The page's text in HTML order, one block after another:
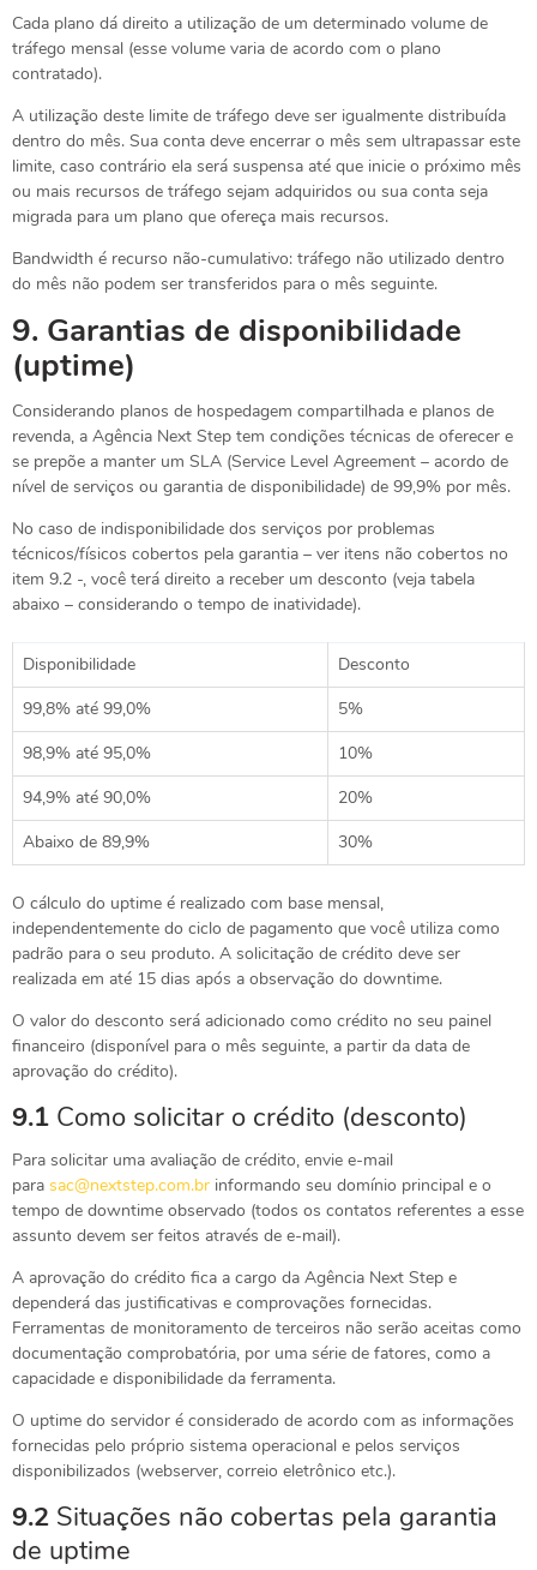
Cada plano dá direito a utilização de um determinado volume de
tráfego mensal (esse volume varia de acordo com o plano
contratado).
A utilização deste limite de tráfego deve ser igualmente distribuída
dentro do mês. Sua conta deve encerrar o mês sem ultrapassar este
limite, caso contrário ela será suspensa até que inicie o próximo mês
ou mais recursos de tráfego sejam adquiridos ou sua conta seja
migrada para um plano que ofereça mais recursos.
Bandwidth é recurso não-cumulativo: tráfego não utilizado dentro
do mês não podem ser transferidos para o mês seguinte.
9. Garantias de disponibilidade
(uptime)
Considerando planos de hospedagem compartilhada e planos de
revenda, a Agência Next Step tem condições técnicas de oferecer e
se prepõe a manter um SLA (Service Level Agreement – acordo de
nível de serviços ou garantia de disponibilidade) de 99,9% por mês.
No caso de indisponibilidade dos serviços por problemas
técnicos/físicos cobertos pela garantia – ver itens não cobertos no
item 9.2 -, você terá direito a receber um desconto (veja tabela
abaixo – considerando o tempo de inatividade).
Disponibilidade
Desconto
99,8% até 99,0%
5%
98,9% até 95,0%
10%
94,9% até 90,0%
20%
Abaixo de 89,9%
30%
O cálculo do uptime é realizado com base mensal,
independentemente do ciclo de pagamento que você utiliza como
padrão para o seu produto. A solicitação de crédito deve ser
realizada em até 15 dias após a observação do downtime.
O valor do desconto será adicionado como crédito no seu painel
financeiro (disponível para o mês seguinte, a partir da data de
aprovação do crédito).
9.1 Como solicitar o crédito (desconto)
Para solicitar uma avaliação de crédito, envie e-mail
para sac@nextstep.com.br informando seu domínio principal e o
tempo de downtime observado (todos os contatos referentes a esse
assunto devem ser feitos através de e-mail).
A aprovação do crédito fica a cargo da Agência Next Step e
dependerá das justificativas e comprovações fornecidas.
Ferramentas de monitoramento de terceiros não serão aceitas como
documentação comprobatória, por uma série de fatores, como a
capacidade e disponibilidade da ferramenta.
O uptime do servidor é considerado de acordo com as informações
fornecidas pelo próprio sistema operacional e pelos serviços
disponibilizados (webserver, correio eletrônico etc.).
9.2 Situações não cobertas pela garantia
de uptime